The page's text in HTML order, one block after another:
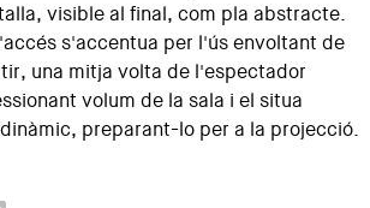
visible al final, com pla abstracte.
s'accentua per l'ús envoltant de
una mitja volta de l'espectador
volum de la sala i el situa
preparant-lo per a la projecció.